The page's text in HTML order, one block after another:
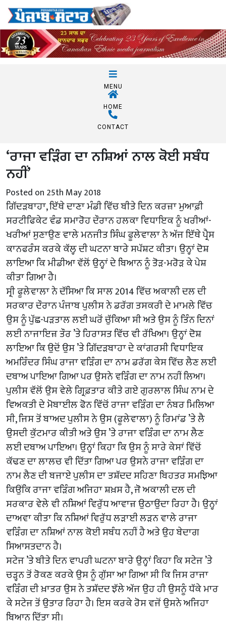
MENU
HOME
CONTACT
‘ਰਾਜਾ ਵੜਿੰਗ ਦਾ ਨਸ਼ਿਆਂ ਨਾਲ ਕੋਈ ਸਬੰਧ
ਨਹੀਂ’
Posted on 25th May 2018
ਗਿੱਦੜਬਾਹਾ, ਇੱਥੇ ਦਾਣਾ ਮੰਡੀ ਵਿੱਚ ਬੀਤੇ ਦਿਨ ਕਰਜ਼ਾ ਮੁਆਫ਼ੀ
ਸਰਟੀਫਿਕੇਟ ਵੰਡ ਸਮਾਰੋਹ ਦੌਰਾਨ ਹਲਕਾ ਵਿਧਾਇਕ ਨੂੰ ਖਰੀਆਂ-
ਖਰੀਆਂ ਸੁਣਾਉਣ ਵਾਲੇ ਮਨਜੀਤ ਸਿੰਘ ਫੂਲੇਵਾਲਾ ਨੇ ਅੱਜ ਇੱਥੇ ਪ੍ਰੈਸ
ਕਾਨਫਰੰਸ ਕਰਕੇ ਕੱਲ੍ਹ ਦੀ ਘਟਨਾ ਬਾਰੇ ਸਪੱਸ਼ਟ ਕੀਤਾ। ਉਨ੍ਹਾਂ ਦੋਸ਼
ਲਾਇਆ ਕਿ ਮੀਡੀਆ ਵੱਲੋਂ ਉਨ੍ਹਾਂ ਦੇ ਬਿਆਨ ਨੂੰ ਤੋੜ-ਮਰੋੜ ਕੇ ਪੇਸ਼
ਕੀਤਾ ਗਿਆ ਹੈ।
ਸ੍ਰੀ ਫੂਲੇਵਾਲਾ ਨੇ ਦੱਸਿਆ ਕਿ ਸਾਲ 2014 ਵਿੱਚ ਅਕਾਲੀ ਦਲ ਦੀ
ਸਰਕਾਰ ਦੌਰਾਨ ਪੰਜਾਬ ਪੁਲੀਸ ਨੇ ਡਰੱਗ ਤਸਕਰੀ ਦੇ ਮਾਮਲੇ ਵਿੱਚ
ਉਸ ਨੂੰ ਪੁੱਛ-ਪੜਤਾਲ ਲਈ ਘਰੋਂ ਚੁੱਕਿਆ ਸੀ ਅਤੇ ਉਸ ਨੂੰ ਤਿੰਨ ਦਿਨਾਂ
ਲਈ ਨਾਜਾਇਜ਼ ਤੌਰ ’ਤੇ ਹਿਰਾਸਤ ਵਿੱਚ ਵੀ ਰੱਖਿਆ। ਉਨ੍ਹਾਂ ਦੋਸ਼
ਲਾਇਆ ਕਿ ਉਦੋਂ ਉਸ ’ਤੇ ਗਿੱਦੜਬਾਹਾ ਦੇ ਕਾਂਗਰਸੀ ਵਿਧਾਇਕ
ਅਮਰਿੰਦਰ ਸਿੰਘ ਰਾਜਾ ਵੜਿੰਗ ਦਾ ਨਾਮ ਡਰੱਗ ਕੇਸ ਵਿੱਚ ਲੈਣ ਲਈ
ਦਬਾਅ ਪਾਇਆ ਗਿਆ ਪਰ ਉਸਨੇ ਵੜਿੰਗ ਦਾ ਨਾਮ ਨਹੀਂ ਲਿਆ।
ਪੁਲੀਸ ਵੱਲੋਂ ਉਸ ਵੇਲੇ ਗ੍ਰਿਫ਼ਤਾਰ ਕੀਤੇ ਗਏ ਗੁਰਲਾਲ ਸਿੰਘ ਨਾਮ ਦੇ
ਵਿਅਕਤੀ ਦੇ ਮੋਬਾਈਲ ਫੋਨ ਵਿੱਚੋਂ ਰਾਜਾ ਵੜਿੰਗ ਦਾ ਨੰਬਰ ਮਿਲਿਆ
ਸੀ, ਜਿਸ ਤੋਂ ਬਾਅਦ ਪੁਲੀਸ ਨੇ ਉਸ (ਫੂਲੇਵਾਲਾ) ਨੂੰ ਰਿਮਾਂਡ ’ਤੇ ਲੈ
ਉਸਦੀ ਕੁੱਟਮਾਰ ਕੀਤੀ ਅਤੇ ਉਸ ’ਤੇ ਰਾਜਾ ਵੜਿੰਗ ਦਾ ਨਾਮ ਲੈਣ
ਲਈ ਦਬਾਅ ਪਾਇਆ। ਉਨ੍ਹਾਂ ਕਿਹਾ ਕਿ ਉਸ ਨੂੰ ਸਾਰੇ ਕੇਸਾਂ ਵਿੱਚੋਂ
ਕੱਢਣ ਦਾ ਲਾਲਚ ਵੀ ਦਿੱਤਾ ਗਿਆ ਪਰ ਉਸਨੇ ਰਾਜਾ ਵੜਿੰਗ ਦਾ
ਨਾਮ ਲੈਣ ਦੀ ਬਜਾਏ ਪੁਲੀਸ ਦਾ ਤਸ਼ੱਦਦ ਸਹਿਣਾ ਬਿਹਤਰ ਸਮਝਿਆ
ਕਿਉਂਕਿ ਰਾਜਾ ਵੜਿੰਗ ਅਜਿਹਾ ਸ਼ਖ਼ਸ ਹੈ, ਜੋ ਅਕਾਲੀ ਦਲ ਦੀ
ਸਰਕਾਰ ਵੇਲੇ ਵੀ ਨਸ਼ਿਆਂ ਵਿਰੁੱਧ ਆਵਾਜ਼ ਉਠਾਉਂਦਾ ਰਿਹਾ ਹੈ। ਉਨ੍ਹਾਂ
ਦਾਅਵਾ ਕੀਤਾ ਕਿ ਨਸ਼ਿਆਂ ਵਿਰੁੱਧ ਲੜਾਈ ਲੜਨ ਵਾਲੇ ਰਾਜਾ
ਵੜਿੰਗ ਦਾ ਨਸ਼ਿਆਂ ਨਾਲ ਕੋਈ ਸਬੰਧ ਨਹੀਂ ਹੈ ਅਤੇ ਉਹ ਬੇਦਾਗ
ਸਿਆਸਤਦਾਨ ਹੈ।
ਸਟੇਜ ’ਤੇ ਬੀਤੇ ਦਿਨ ਵਾਪਰੀ ਘਟਨਾ ਬਾਰੇ ਉਨ੍ਹਾਂ ਕਿਹਾ ਕਿ ਸਟੇਜ ’ਤੇ
ਚੜ੍ਹਨ ਤੋਂ ਰੋਕਣ ਕਰਕੇ ਉਸ ਨੂੰ ਗੁੱਸਾ ਆ ਗਿਆ ਸੀ ਕਿ ਜਿਸ ਰਾਜਾ
ਵੜਿੰਗ ਦੀ ਖ਼ਾਤਰ ਉਸ ਨੇ ਤਸ਼ੱਦਦ ਝੱਲੇ ਅੱਜ ਉਹ ਹੀ ਉਸਨੂੰ ਧੱਕੇ ਮਾਰ
ਕੇ ਸਟੇਜ ਤੋਂ ਉਤਾਰ ਰਿਹਾ ਹੈ। ਇਸ ਕਰਕੇ ਰੋਸ ਵਜੋਂ ਉਸਨੇ ਅਜਿਹਾ
ਬਿਆਨ ਦਿੱਤਾ ਸੀ।